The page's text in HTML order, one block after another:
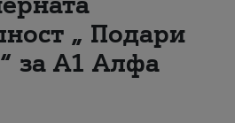
„ Подари
за А1 Алфа